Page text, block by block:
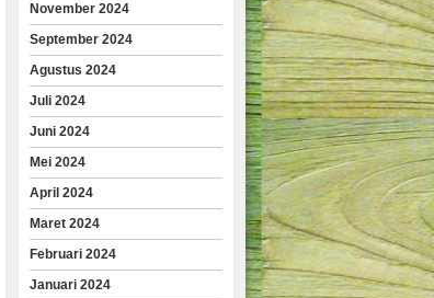
November 2024
September 2024
Agustus 2024
Juli 2024
Juni 2024
Mei 2024
April 2024
Maret 2024
Februari 2024
Januari 2024